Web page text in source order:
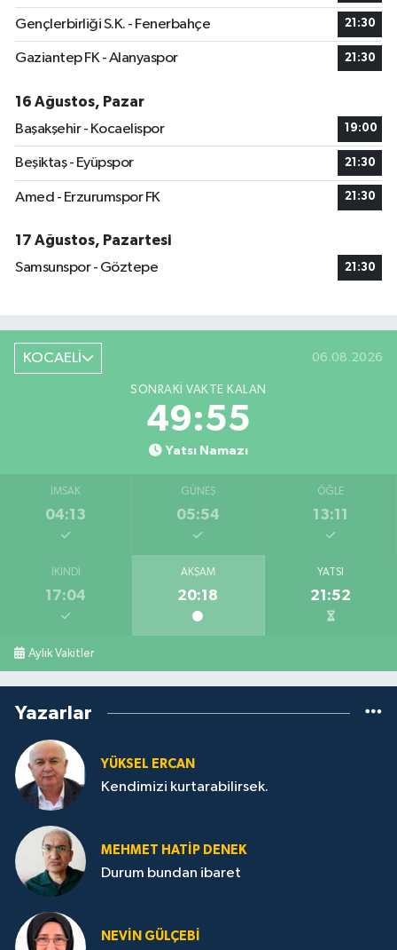
Gençlerbirliği S.K. - Fenerbahçe 21:30
Gaziantep FK - Alanyaspor 21:30
16 Ağustos, Pazar
Başakşehir - Kocaelispor
19:00
Beşiktaş - Eyüpspor 21:30
Amed - Erzurumspor FK 21:30
17 Ağustos, Pazartesi
Samsunspor - Göztepe
21:30
KOCAELİ 06.08.2026
SONRAKI VAKTE KALAN
49:54
Yatsı Namazı
İMSAK
04:13
GÜNEŞ
05:54
ÖĞLE
13:11
İKINDI
17:04
AKŞAM
20:18
YATSI
21:52
Aylık Vakitler
Yazarlar
YÜKSEL ERCAN
Kendimizi kurtarabilirsek.
MEHMET HATİP DENEK
Durum bundan ibaret
NEVİN GÜLÇEBİ